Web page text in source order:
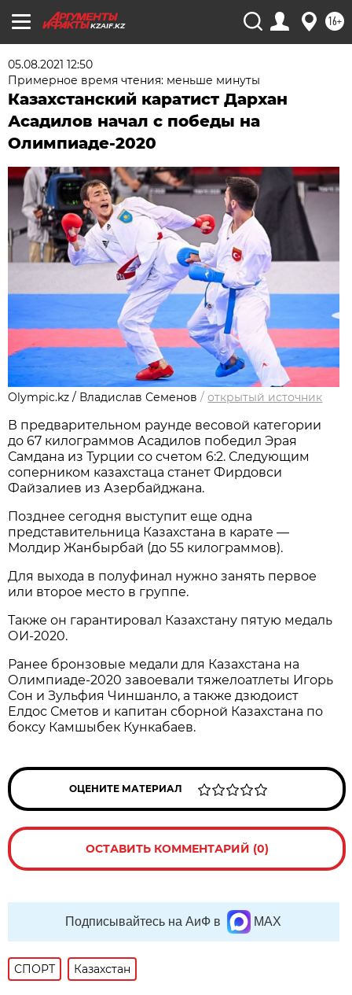
KZAIF.KZ 16+
05.08.2021 12:50
Примерное время чтения: меньше минуты
Казахстанский каратист Дархан
Асадилов начал с победы на
Олимпиаде-2020
Olympic.kz / Владислав Семенов /открытый источник
В предварительном раунде весовой категории
до 67 килограммов Асадилов победил Эрая
Самдана из Турции со счетом 6:2. Следующим
соперником казахстаца станет Фирдовси
Файзалиев из Азербайджана.
Позднее сегодня выступит еще одна
представительница Казахстана в карате —
Молдир Жанбырбай (до 55 килограммов).
Для выхода в полуфинал нужно занять первое
или второе место в группе.
Также он гарантировал Казахстану пятую медаль
ОИ-2020.
Ранее бронзовые медали для Казахстана на
Олимпиаде-2020 завоевали тяжелоатлеты Игорь
Сон и Зульфия Чиншанло, а также дзюдоист
Елдос Сметов и капитан сборной Казахстана по
боксу Камшыбек Кункабаев.
ОЦЕНИТЕ МАТЕРИАЛ
ОСТАВИТЬ КОММЕНТАРИЙ (0)
Подписывайтесь на АиФ в MAX
СПОРТ Казахстан